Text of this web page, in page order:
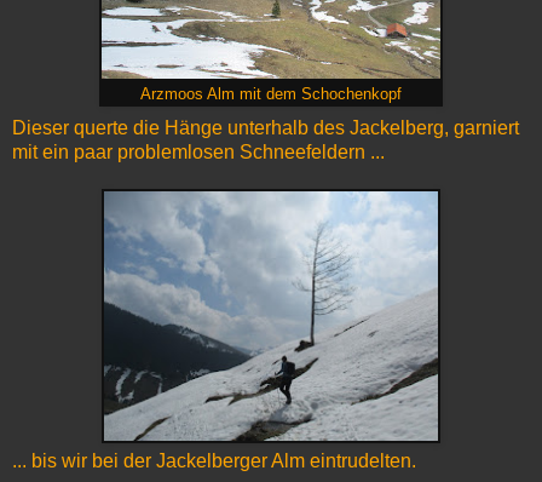
Arzmoos Alm mit dem Schochenkopf
Dieser querte die Hänge unterhalb des Jackelberg, garniert
mit ein paar problemlosen Schneefeldern ...
... bis wir bei der Jackelberger Alm eintrudelten.